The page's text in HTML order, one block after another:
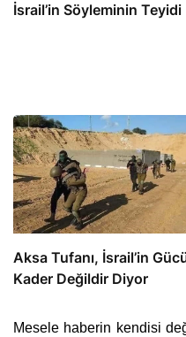
İsrail’in Söyleminin Teyidi
Aksa Tufanı, İsrail’in
Kader Değildir Diyor
Mesele haberin kendisi